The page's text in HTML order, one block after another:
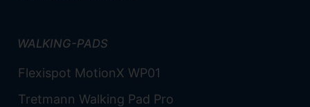
WALKING-PADS
Flexispot MotionX WP01
Tretmann Walking Pad Pro